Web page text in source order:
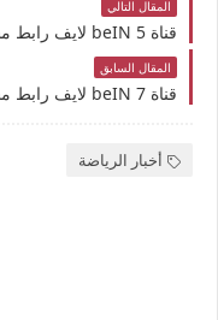
المقال التالي
المقال السابق
أخبار الرياضة